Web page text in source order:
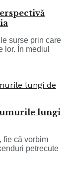
surse prin care
lor. În mediul
lungi
fie că vorbim
petrecute